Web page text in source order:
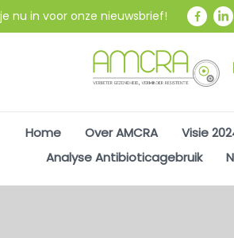
nu in voor onze nieuwsbrief!
Home Over AMCRA Visie
Analyse Antibioticagebruik